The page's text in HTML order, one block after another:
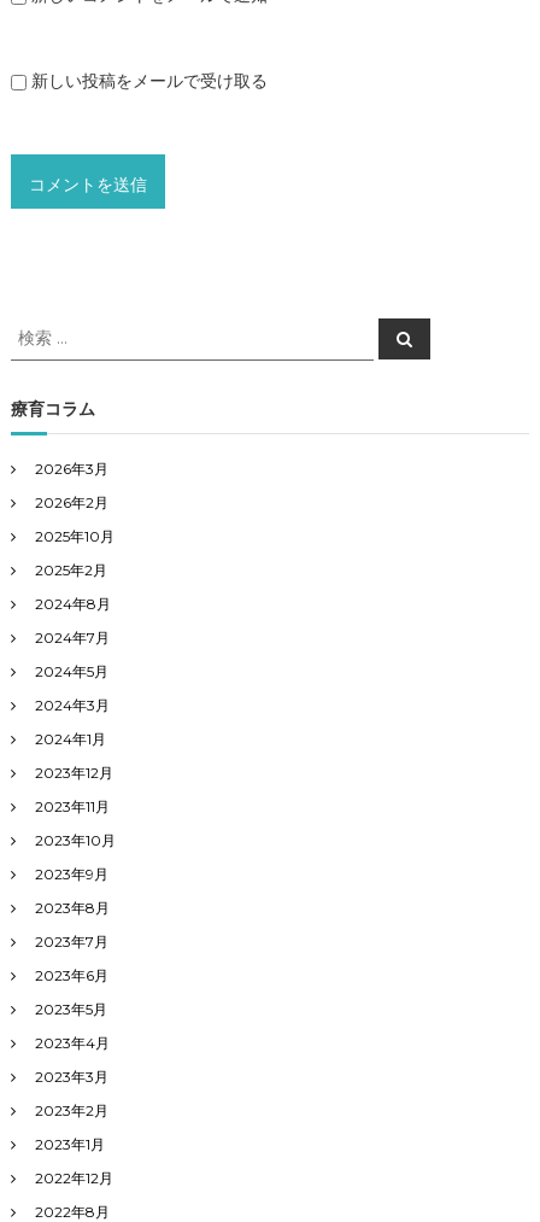
新しい投稿をメールで受け取る
検
索
象
:
検
索
療育コラム
2026年3月
2026年2月
2025年10月
2025年2月
2024年8月
2024年7月
2024年5月
2024年3月
2024年1月
2023年12月
2023年11月
2023年10月
2023年9月
2023年8月
2023年7月
2023年6月
2023年5月
2023年4月
2023年3月
2023年2月
2023年1月
2022年12月
2022年8月